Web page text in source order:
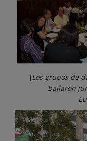
[Los grupos de
bailaron